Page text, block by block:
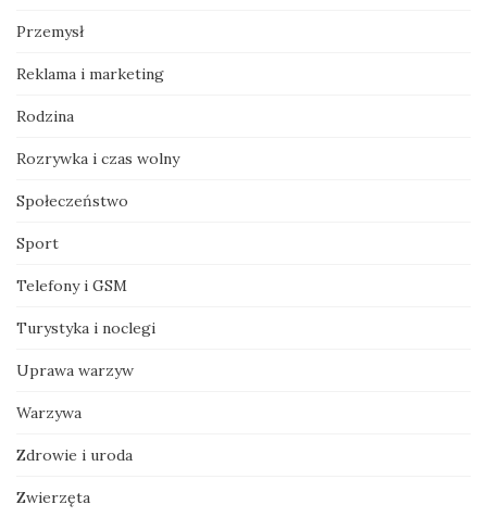
Przemysł
Reklama i marketing
Rodzina
Rozrywka i czas wolny
Społeczeństwo
Sport
Telefony i GSM
Turystyka i noclegi
Uprawa warzyw
Warzywa
Zdrowie i uroda
Zwierzęta